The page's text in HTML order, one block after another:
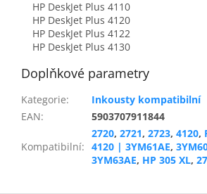
HP DeskJet Plus 4110
HP DeskJet Plus 4120
HP DeskJet Plus 4122
HP DeskJet Plus 4130
Doplňkové parametry
Kategorie:
Inkousty kompatibilní
EAN: 5903707911844
Kompatibilní:
2720, 2721, 2723, 4120,
4120 | 3YM61AE,
3YM63AE, HP 305 XL,